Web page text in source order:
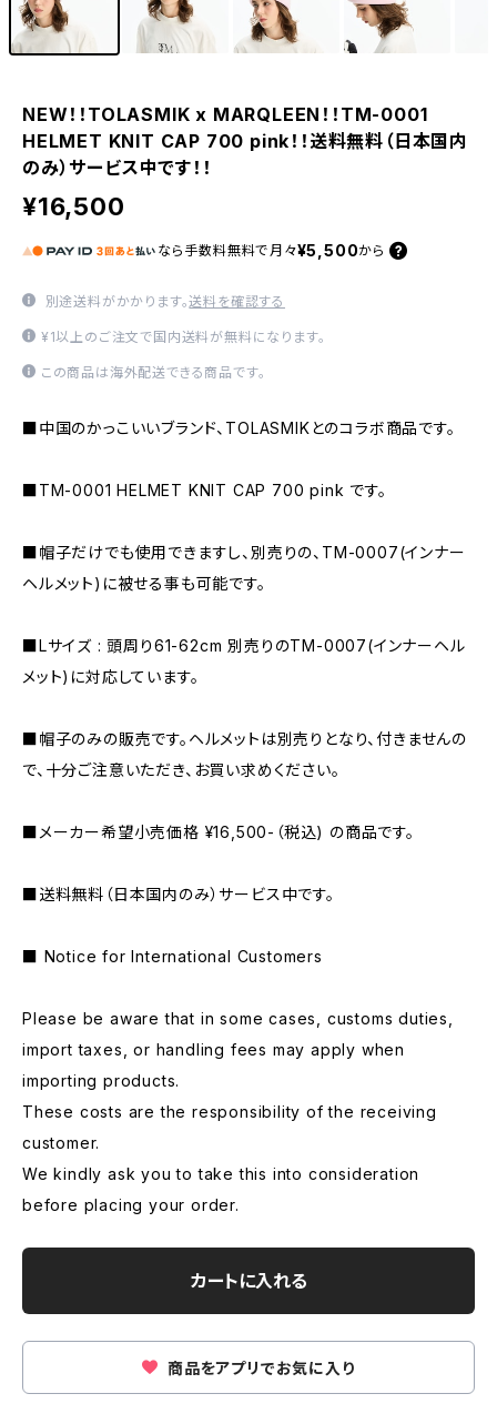
NEW！！TOLASMIK x MARQLEEN！！TM-0001
HELMET KNIT CAP 700 pink！！送料無料（日本国内
のみ）サービス中です！！
¥16,500
なら 手数料無料で 月々¥5,500から
別途送料がかかります。送料を確認する
¥1以上のご注文で国内送料が無料になります。
この商品は海外配送できる商品です。
■中国のかっこいいブランド、TOLASMIKとのコラボ商品です。
■TM-0001 HELMET KNIT CAP 700 pink です。
■帽子だけでも使用できますし、別売りの、TM-0007(インナー
ヘルメット)に被せる事も可能です。
■Lサイズ : 頭周り61-62cm 別売りのTM-0007(インナーヘル
メット)に対応しています。
■帽子のみの販売です。ヘルメットは別売りとなり、付きませんの
で、十分ご注意いただき、お買い求めください。
■メーカー希望小売価格 ¥16,500-（税込) の商品です。
■送料無料（日本国内のみ）サービス中です。
■ Notice for International Customers
Please be aware that in some cases, customs duties,
import taxes, or handling fees may apply when
importing products.
These costs are the responsibility of the receiving
customer.
We kindly ask you to take this into consideration
before placing your order.
カートに入れる
商品をアプリでお気に入り